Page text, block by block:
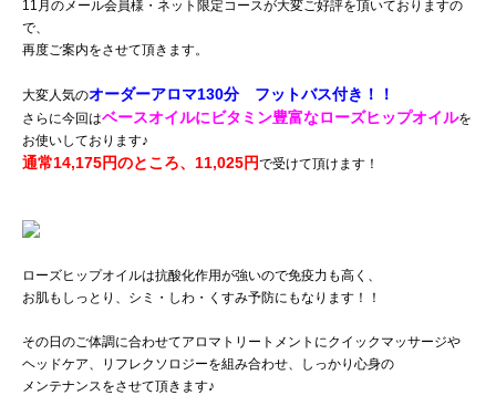
11月のメール会員様・ネット限定コースが大変ご好評を頂いておりますの
で、
再度ご案内をさせて頂きます。
大変人気のオーダーアロマ130分 フットバス付き！！
さらに今回はベースオイルにビタミン豊富なローズヒップオイルを
お使いしております♪
通常14,175円のところ、11,025円で受けて頂けます！
ローズヒップオイルは抗酸化作用が強いので免疫力も高く、
お肌もしっとり、シミ・しわ・くすみ予防にもなります！！
その日のご体調に合わせてアロマトリートメントにクイックマッサージや
ヘッドケア、リフレクソロジーを組み合わせ、しっかり心身の
メンテナンスをさせて頂きます♪